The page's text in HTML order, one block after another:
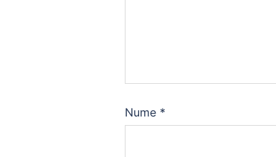
Nume *